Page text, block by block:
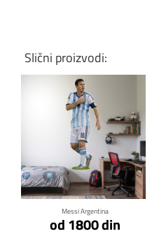
Slični proizvodi:
Messi Argentina
od 1800 din
Klikni za detalje